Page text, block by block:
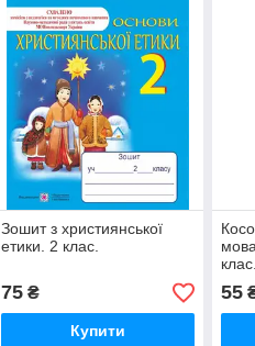
Зошит з християнської
етики. 2 клас.
75₴
Купити
55